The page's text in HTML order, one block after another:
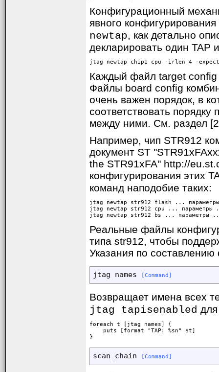
Конфигурационный
явного
newtap, как детально
декларировать один TAP
jtag newtap chip1 cpu -irlen 4 -
Каждый файл target config
Файлы board config
очень важен порядок, в
соответствовать
между ними. См. раздел
Например, чип STR912
документ ST
the STR91xFA" http://
конфигурирования этих
команд наподобие таких:
jtag newtap str912 flash ...
jtag newtap str912 cpu ... параметры
jtag newtap str912 bs ... параметры
Реальные файлы
типа str912, чтобы
Указания по
jtag names [Command]
Возвращает имена всех
jtag tapisenabled
foreach t [jtag names] {
    puts [format "TAP: %sn" $t]
}
scan_chain [Command]